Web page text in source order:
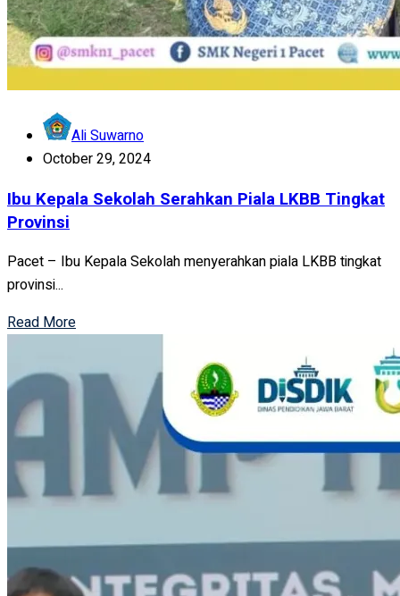
Ali Suwarno
October 29, 2024
Ibu Kepala Sekolah Serahkan Piala LKBB Tingkat
Provinsi
Pacet – Ibu Kepala Sekolah menyerahkan piala LKBB tingkat
provinsi...
Read More